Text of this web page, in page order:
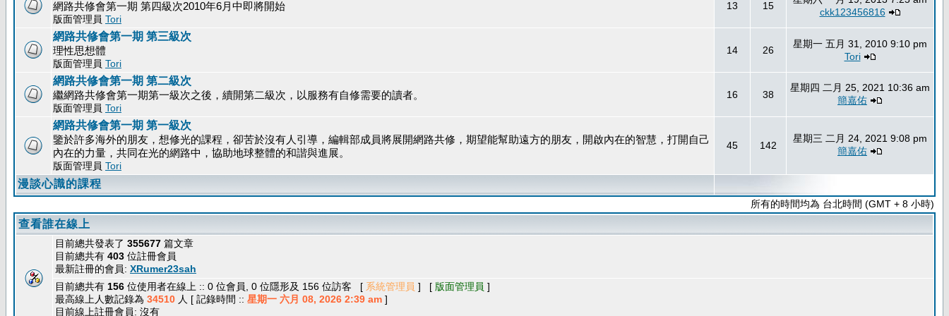
網路共修會第一期 第四級次2010年6月中即將開始
版面管理員 Tori
13 15
ckk123456816
網路共修會第一期 第三級次
理性思想體
版面管理員 Tori
14 26
星期一 五月 31, 2010 9:10 pm
Tori
網路共修會第一期 第二級次
繼網路共修會第一期第一級次之後，續開第二級次，以服務有自修需要的讀者。
版面管理員 Tori
16 38
星期四 二月 25, 2021 10:36 am
簡嘉佑
網路共修會第一期 第一級次
鑒於許多海外的朋友，想修光的課程，卻苦於沒有人引導，編輯部成員將展開網路共修，期望能幫助遠方的朋友，開啟內在的智慧，打開自己
內在的力量，共同在光的網路中，協助地球整體的和諧與進展。
版面管理員 Tori
45 142
星期三 二月 24, 2021 9:08 pm
簡嘉佑
漫談心識的課程
所有的時間均為 台北時間 (GMT + 8 小時)
查看誰在線上
目前總共發表了 355677 篇文章
目前總共有 403 位註冊會員
最新註冊的會員: XRumer23sah
目前總共有 156 位使用者在線上 :: 0 位會員, 0 位隱形及 156 位訪客 [ 系統管理員 ] [ 版面管理員 ]
最高線上人數記錄為 34510 人 [ 記錄時間 :: 星期一 六月 08, 2026 2:39 am ]
目前線上註冊會員: 沒有